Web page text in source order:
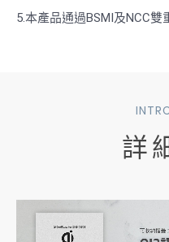
5.本產品通過BSMI及NCC雙
詳